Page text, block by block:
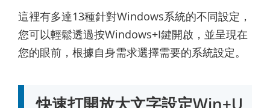
這裡有多達13種針對Windows系統的不同設定，
您可以輕鬆透過按Windows+I鍵開啟，並呈現在
您的眼前，根據自身需求選擇需要的系統設定。